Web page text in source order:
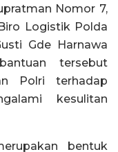
Nomor 7,
Logistik Polda
Gde Harnawa
tersebut
Polri terhadap
kesulitan
bentuk